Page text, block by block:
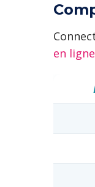
en ligne